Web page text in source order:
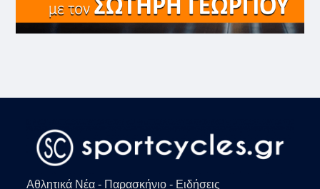
Αθλητικά Νέα - Παρασκήνιο - Ειδήσεις